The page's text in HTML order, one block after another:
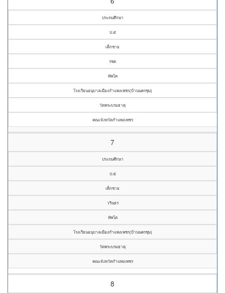
ประถมศึกษา
ป.๕
เด็กชาย
รชต
ทัพโต
โรงเรียนอนุบาลเมืองกำแพงเพชร(บ้านนครชุม)
วัดพระบรมธาตุ
คณะจังหวัดกำแพงเพชร
7
ประถมศึกษา
ป.๕
เด็กชาย
วรินธร
ทัพโต
โรงเรียนอนุบาลเมืองกำแพงเพชร(บ้านนครชุม)
วัดพระบรมธาตุ
คณะจังหวัดกำแพงเพชร
8